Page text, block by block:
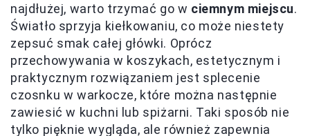
najdłużej, warto trzymać go w ciemnym miejscu.
Światło sprzyja kiełkowaniu, co może niestety
zepsuć smak całej główki. Oprócz
przechowywania w koszykach, estetycznym i
praktycznym rozwiązaniem jest splecenie
czosnku w warkocze, które można następnie
zawiesić w kuchni lub spiżarni. Taki sposób nie
tylko pięknie wygląda, ale również zapewnia